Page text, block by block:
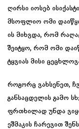
ღირსი იოსებ
მსოფლიო ომი
ის მიხვდა, რომ
შეიტყო, რომ ომი
ტყვიას მისი
როგორც ვახსენეთ,
განსაცდელის გამო
ფრთხილად უნდა
ეშმაკის ჩარევით